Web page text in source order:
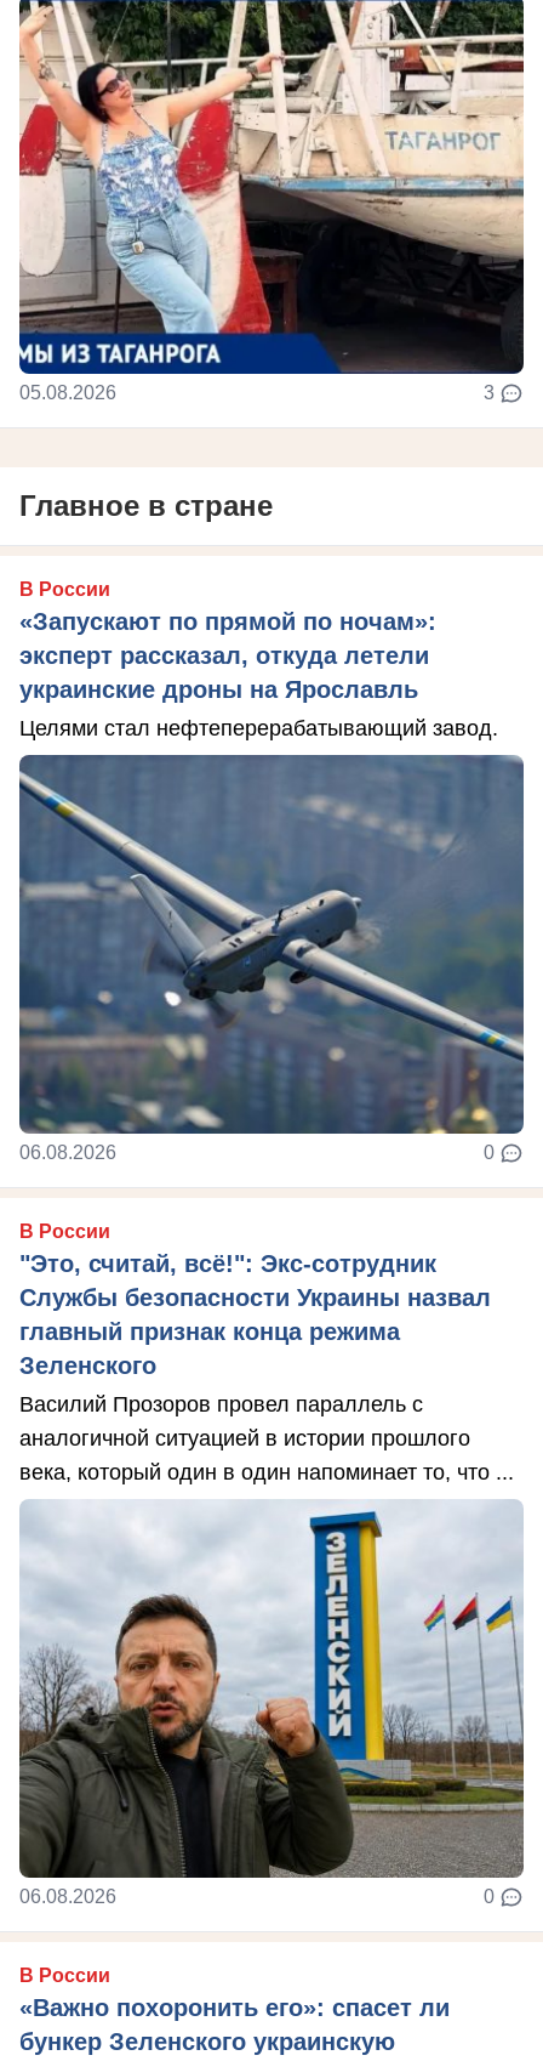
05.08.2026 3
Главное в стране
В России
«Запускают по прямой по ночам»:
эксперт рассказал, откуда летели
украинские дроны на Ярославль
Целями стал нефтеперерабатывающий завод.
06.08.2026 0
В России
"Это, считай, всё!": Экс-сотрудник
Службы безопасности Украины назвал
главный признак конца режима
Зеленского
Василий Прозоров провел параллель с
аналогичной ситуацией в истории прошлого
века, который один в один напоминает то, что ...
06.08.2026 0
В России
«Важно похоронить его»: спасет ли
бункер Зеленского украинскую